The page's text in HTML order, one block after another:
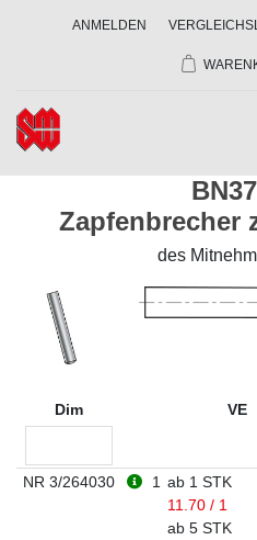
ANMELDEN
Zapfenbrecher
des
Dim VE
NR 3/264030 1 ab 1 STK
11.70 / 1
ab 5 STK